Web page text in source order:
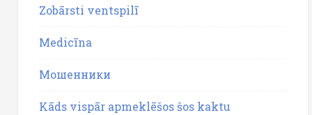
Zobārsti ventspilī
Medicīna
Мошенники
Kāds vispār apmeklēšos šos kaktu